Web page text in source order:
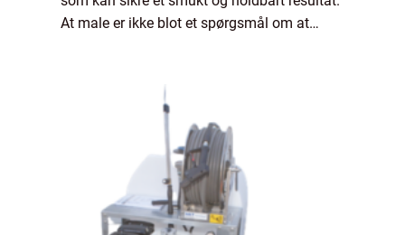
At male er ikke blot et spørgsmål om at